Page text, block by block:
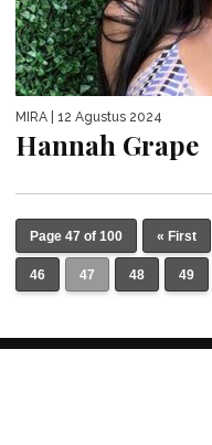
MIRA | 12 Agustus 2024
Hannah Grape
Page 47 of 100 « First
46 47 48 49